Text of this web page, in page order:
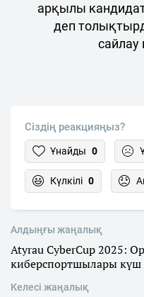
арқылы
деп
сайлау
Сіздің реакцияңыз?
Ұнайды 0
Күлкілі 0
Алдыңғы жаңалық
Atyrau CyberCup 2025:
киберспортшылары күш
Келесі жаңалық